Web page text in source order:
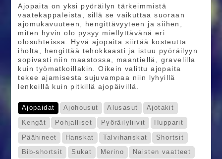
Ajopaita on yksi pyöräilyn tärkeimmistä
vaatekappaleista, sillä se vaikuttaa suoraan
ajomukavuuteen, hengittävyyteen ja siihen,
miten hyvin olo pysyy miellyttävänä eri
olosuhteissa. Hyvä ajopaita siirtää kosteutta
iholta, hengittää tehokkaasti ja istuu pyöräilyyn
sopivasti niin maastossa, maantiellä, gravelilla
kuin työmatkoillakin. Oikein valittu ajopaita
tekee ajamisesta sujuvampaa niin lyhyillä
lenkeillä kuin pitkillä ajopäivillä.
Ajopaidat Ajohousut Alusasut
Ajotakit
Kengät
Pohjalliset Pyöräilyliivit
Hupparit
Päähineet
Hanskat Talvihanskat
Shortsit
Bib-shortsit
Sukat Merino
Naisten vaatteet